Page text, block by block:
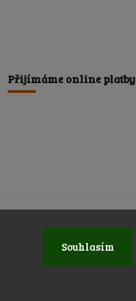
Souhlasím
Přijímáme online platby